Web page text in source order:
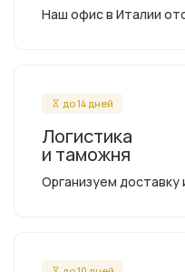
Наш офис в Италии
до 14 дней
Логистика
и таможня
Организуем